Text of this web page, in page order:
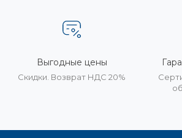
Выгодные цены
Скидки. Возврат НДС 20%